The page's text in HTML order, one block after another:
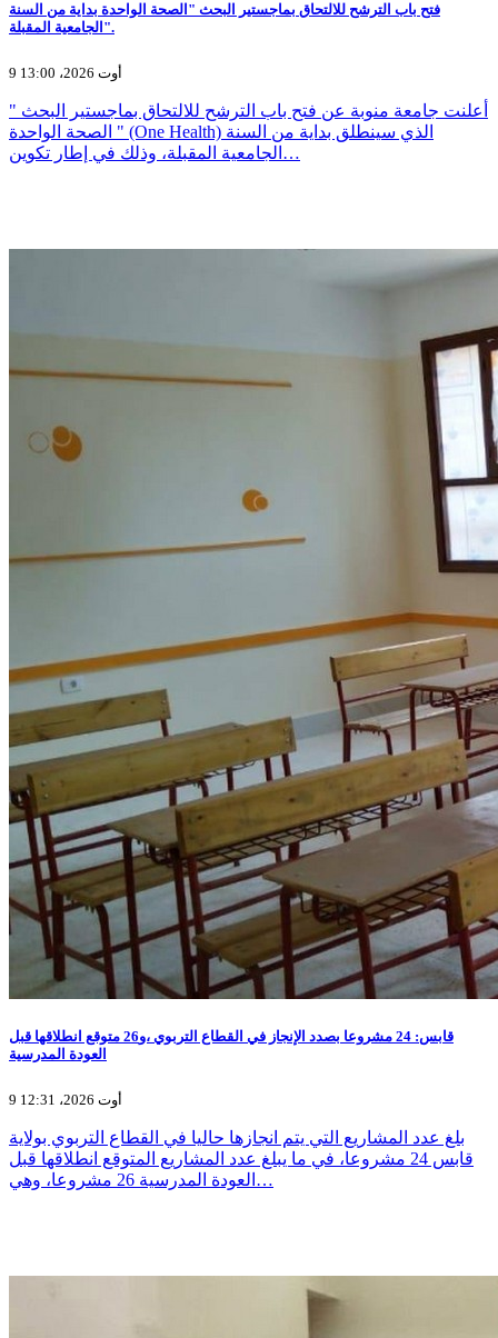
فتح باب الترشح للالتحاق بماجستير البحث "الصحة الواحدة بداية من السنة
الجامعية المقبلة".
9 أوت 2026، 13:00
أعلنت جامعة منوبة عن فتح باب الترشح للالتحاق بماجستير البحث "
الصحة الواحدة " (One Health) الذي سينطلق بداية من السنة
الجامعية المقبلة، وذلك في إطار تكوين…
قابس: 24 مشروعا بصدد الإنجاز في القطاع التربوي ،و26 متوقع انطلاقها قبل
العودة المدرسية
9 أوت 2026، 12:31
بلغ عدد المشاريع التي يتم انجازها حاليا في القطاع التربوي بولاية
قابس 24 مشروعا، في ما يبلغ عدد المشاريع المتوقع انطلاقها قبل
العودة المدرسية 26 مشروعا، وهي…